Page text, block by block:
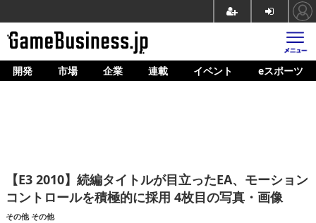
ホーム
企業動向
人材育成
開発 市場 企業 連載 イベント eスポーツ
【E3 2010】続編タイトルが目立ったEA、モーション
コントロールを積極的に採用 4枚目の写真・画像
その他 その他